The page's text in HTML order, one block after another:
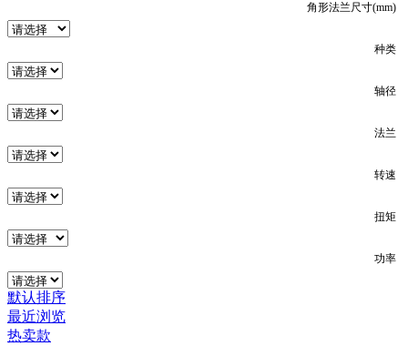
角形法兰尺寸(mm)
种类
轴径
法兰
转速
扭矩
功率
默认排序
最近浏览
热卖款